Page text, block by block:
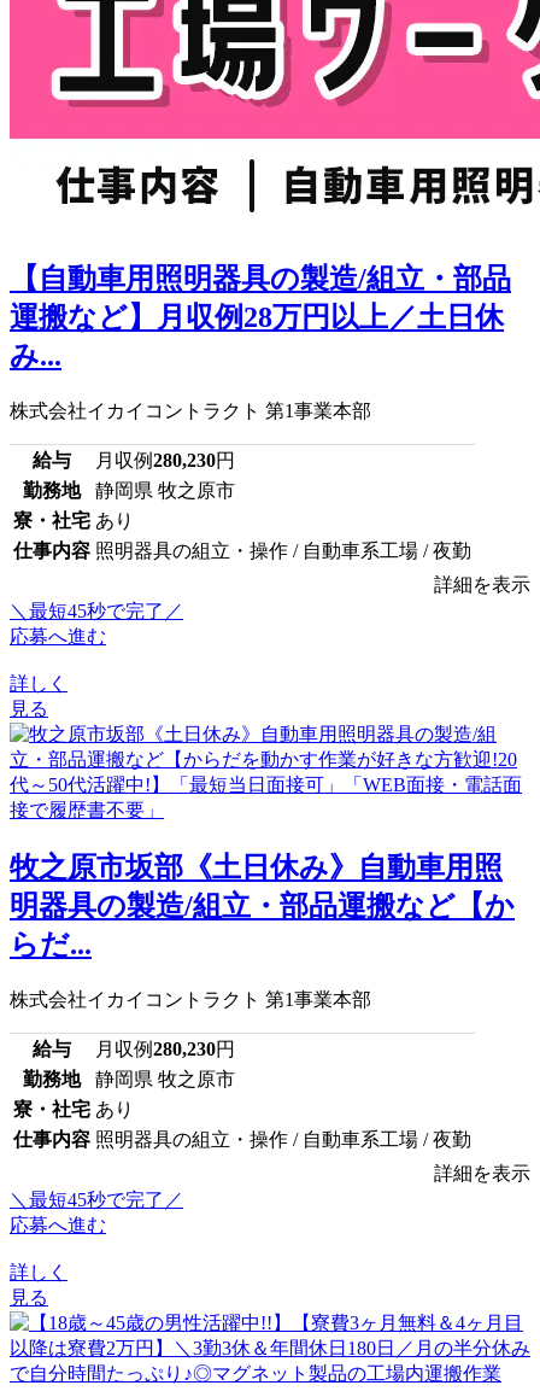
【自動車用照明器具の製造/組立・部品
運搬など】月収例28万円以上／土日休
み...
株式会社イカイコントラクト 第1事業本部
給与 月収例280,230円
勤務地
静岡県 牧之原市
寮・社宅 あり
仕事内容 照明器具の組立・操作 / 自動車系工場 / 夜勤
詳細を表示
＼最短45秒で完了／
応募へ進む
詳しく
見る
牧之原市坂部《土日休み》自動車用照
明器具の製造/組立・部品運搬など【か
らだ...
株式会社イカイコントラクト 第1事業本部
給与 月収例280,230円
勤務地
静岡県 牧之原市
寮・社宅 あり
仕事内容 照明器具の組立・操作 / 自動車系工場 / 夜勤
詳細を表示
＼最短45秒で完了／
応募へ進む
詳しく
見る